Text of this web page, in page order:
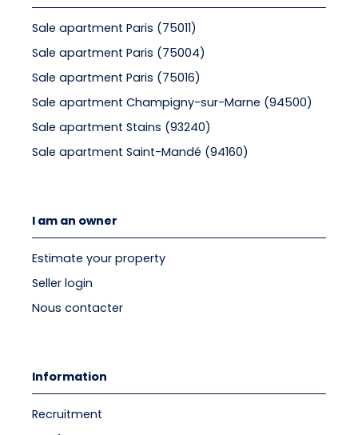
Sale apartment Paris (75011)
Sale apartment Paris (75004)
Sale apartment Paris (75016)
Sale apartment Champigny-sur-Marne (94500)
Sale apartment Stains (93240)
Sale apartment Saint-Mandé (94160)
I am an owner
Estimate your property
Seller login
Nous contacter
Information
Recruitment